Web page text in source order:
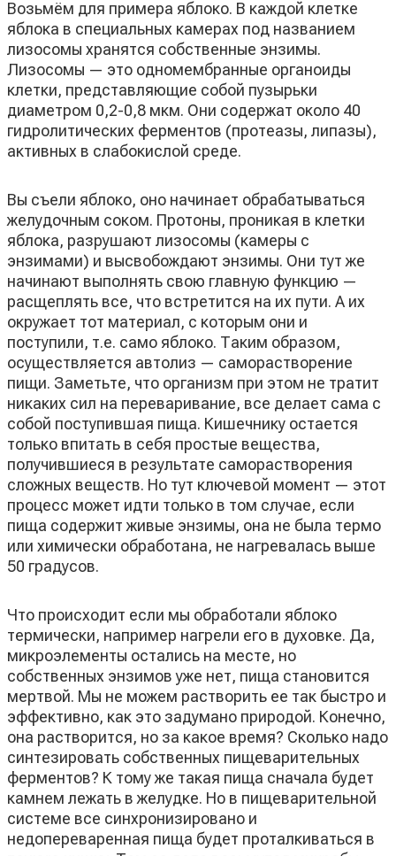
Возьмём для примера яблоко. В каждой клетке
яблока в специальных камерах под названием
лизосомы хранятся собственные энзимы.
Лизосомы — это одномембранные органоиды
клетки, представляющие собой пузырьки
диаметром 0,2-0,8 мкм. Они содержат около 40
гидролитических ферментов (протеазы, липазы),
активных в слабокислой среде.
Вы съели яблоко, оно начинает обрабатываться
желудочным соком. Протоны, проникая в клетки
яблока, разрушают лизосомы (камеры с
энзимами) и высвобождают энзимы. Они тут же
начинают выполнять свою главную функцию —
расщеплять все, что встретится на их пути. А их
окружает тот материал, с которым они и
поступили, т.е. само яблоко. Таким образом,
осуществляется автолиз — саморастворение
пищи. Заметьте, что организм при этом не тратит
никаких сил на переваривание, все делает сама с
собой поступившая пища. Кишечнику остается
только впитать в себя простые вещества,
получившиеся в результате саморастворения
сложных веществ. Но тут ключевой момент — этот
процесс может идти только в том случае, если
пища содержит живые энзимы, она не была термо
или химически обработана, не нагревалась выше
50 градусов.
Что происходит если мы обработали яблоко
термически, например нагрели его в духовке. Да,
микроэлементы остались на месте, но
собственных энзимов уже нет, пища становится
мертвой. Мы не можем растворить ее так быстро и
эффективно, как это задумано природой. Конечно,
она растворится, но за какое время? Сколько надо
синтезировать собственных пищеварительных
ферментов? К тому же такая пища сначала будет
камнем лежать в желудке. Но в пищеварительной
системе все синхронизировано и
недопереваренная пища будет проталкиваться в